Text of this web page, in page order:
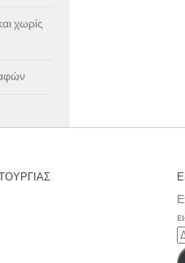
χωρίς